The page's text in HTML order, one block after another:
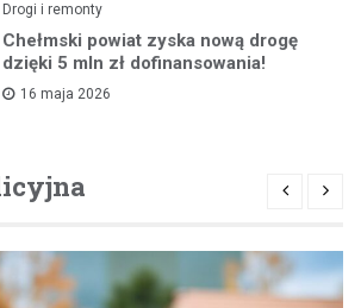
Drogi i remonty
Chełmski powiat zyska nową drogę
dzięki 5 mln zł dofinansowania!
16 maja 2026